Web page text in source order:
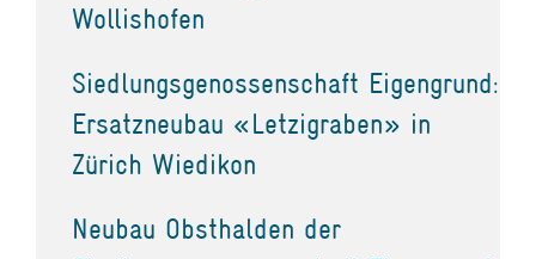
Wollishofen
Siedlungsgenossenschaft Eigengrund:
Ersatzneubau «Letzigraben» in
Zürich Wiedikon
Neubau Obsthalden der